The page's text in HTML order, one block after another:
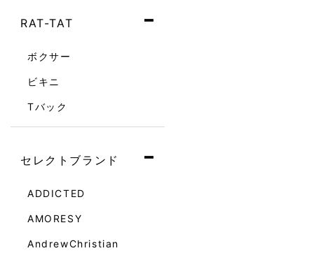
RAT-TAT
ボクサー
ビキニ
Tバック
セレクトブランド
ADDICTED
AMORESY
AndrewChristian